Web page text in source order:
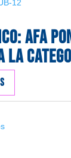
AFA
LA